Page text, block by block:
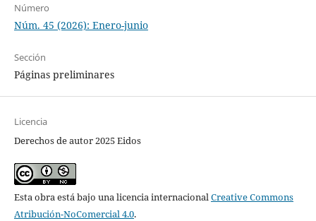
Número
Núm. 45 (2026): Enero-junio
Sección
Páginas preliminares
Licencia
Derechos de autor 2025 Eidos
Esta obra está bajo una licencia internacionalCreative Commons
Atribución-NoComercial 4.0.